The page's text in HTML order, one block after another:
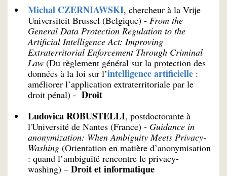
Michal CZERNIAWSKI, chercheur à la Vrije
Universiteit Brussel (Belgique) - From the
General Data Protection Regulation to the
Artificial Intelligence Act: Improving
Extraterritorial Enforcement Through Criminal
Law (Du règlement général sur la protection des
données à la loi sur l’intelligence artificielle :
améliorer l’application extraterritoriale par le
droit pénal) - Droit
Ludovica ROBUSTELLI, postdoctorante à
l'Université de Nantes (France) - Guidance in
anonymization: When Ambiguity Meets Privacy-
Washing (Orientation en matière d’anonymisation
: quand l’ambiguïté rencontre le privacy-
washing) – Droit et informatique